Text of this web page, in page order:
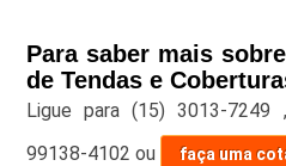
Para saber mais
de Tendas e
Ligue para(15) 3013-7249
99138-4102 ou faça uma